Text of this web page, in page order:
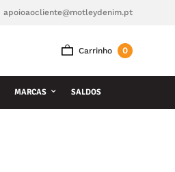
apoioaocliente@motleydenim.pt
Carrinho 0
MARCAS SALDOS